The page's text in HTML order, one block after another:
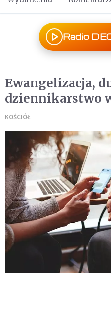
Radio
Ewangelizacja,
dziennikarstwo
KOŚCIÓŁ